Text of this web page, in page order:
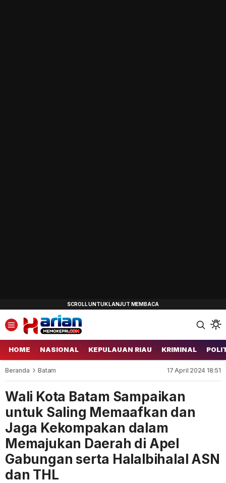
HOME NASIONAL KEPULAUAN RIAU KRIMINAL
Beranda Batam 17 April 2024 18:51
Wali Kota Batam Sampaikan
untuk Saling Memaafkan dan
Jaga Kekompakan dalam
Memajukan Daerah di Apel
Gabungan serta Halalbihalal ASN
dan THL